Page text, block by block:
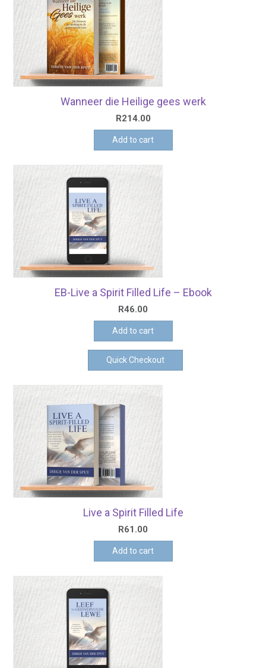
Wanneer die Heilige gees werk
R214.00
Add to cart
EB-Live a Spirit Filled Life – Ebook
R46.00
Add to cart
Quick Checkout
Live a Spirit Filled Life
R61.00
Add to cart